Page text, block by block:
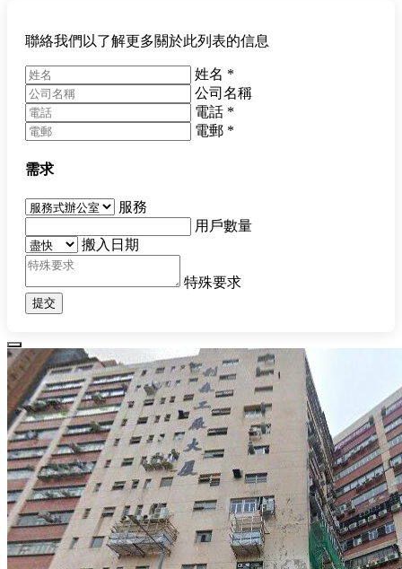
聯絡我們以了解更多關於此列表的信息
姓名 *
公司名稱
電話 *
電郵 *
需求
服務
用戶數量
搬入日期
特殊要求
提交